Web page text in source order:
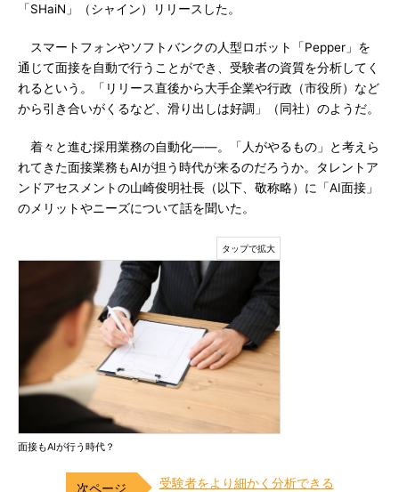
「SHaiN」（シャイン）リリースした。
スマートフォンやソフトバンクの人型ロボット「Pepper」を
通じて面接を自動で行うことができ、受験者の資質を分析してく
れるという。「リリース直後から大手企業や行政（市役所）など
から引き合いがくるなど、滑り出しは好調」（同社）のようだ。
着々と進む採用業務の自動化――。「人がやるもの」と考えら
れてきた面接業務もAIが担う時代が来るのだろうか。タレントア
ンドアセスメントの山崎俊明社長（以下、敬称略）に「AI面接」
のメリットやニーズについて話を聞いた。
面接もAIが行う時代？
受験者をより細かく分析できる